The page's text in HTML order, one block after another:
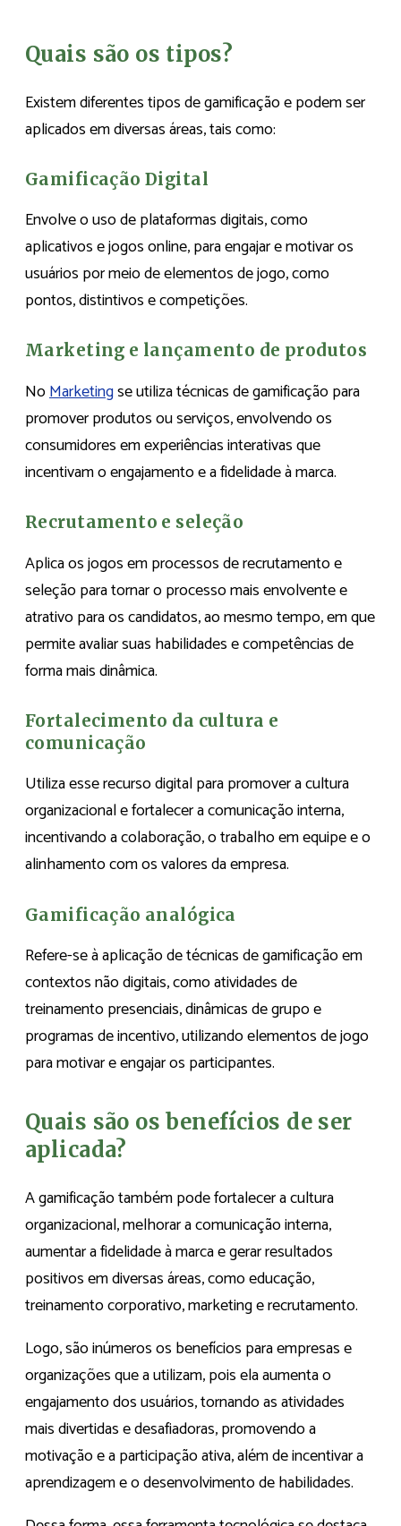
Quais são os tipos?
Existem diferentes tipos de gamificação e podem ser
aplicados em diversas áreas, tais como:
Gamificação Digital
Envolve o uso de plataformas digitais, como
aplicativos e jogos online, para engajar e motivar os
usuários por meio de elementos de jogo, como
pontos, distintivos e competições.
Marketing e lançamento de produtos
NoMarketingse utiliza técnicas de gamificação para
promover produtos ou serviços, envolvendo os
consumidores em experiências interativas que
incentivam o engajamento e a fidelidade à marca.
Recrutamento e seleção
Aplica os jogos em processos de recrutamento e
seleção para tornar o processo mais envolvente e
atrativo para os candidatos, ao mesmo tempo, em que
permite avaliar suas habilidades e competências de
forma mais dinâmica.
Fortalecimento da cultura e
comunicação
Utiliza esse recurso digital para promover a cultura
organizacional e fortalecer a comunicação interna,
incentivando a colaboração, o trabalho em equipe e o
alinhamento com os valores da empresa.
Gamificação analógica
Refere-se à aplicação de técnicas de gamificação em
contextos não digitais, como atividades de
treinamento presenciais, dinâmicas de grupo e
programas de incentivo, utilizando elementos de jogo
para motivar e engajar os participantes.
Quais são os benefícios de ser
aplicada?
A gamificação também pode fortalecer a cultura
organizacional, melhorar a comunicação interna,
aumentar a fidelidade à marca e gerar resultados
positivos em diversas áreas, como educação,
treinamento corporativo, marketing e recrutamento.
Logo, são inúmeros os benefícios para empresas e
organizações que a utilizam, pois ela aumenta o
engajamento dos usuários, tornando as atividades
mais divertidas e desafiadoras, promovendo a
motivação e a participação ativa, além de incentivar a
aprendizagem e o desenvolvimento de habilidades.